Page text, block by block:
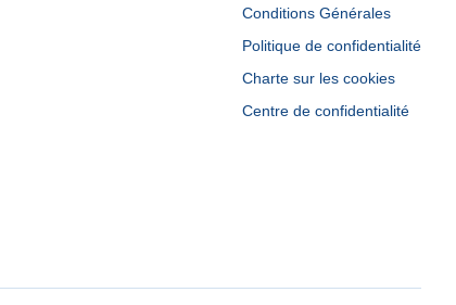
Conditions Générales
Politique de confidentialité
Charte sur les cookies
Centre de confidentialité